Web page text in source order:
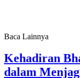
Baca Lainnya
Kehadiran
dalam